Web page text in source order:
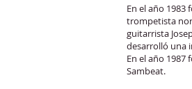
En el año 1983
trompetista
guitarrista
desarrolló una
En el año 1987
Sambeat.